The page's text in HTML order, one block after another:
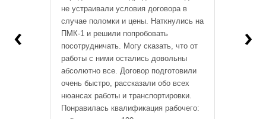
не устраивали условия договора в
случае поломки и цены. Наткнулись на
ПМК-1 и решили попробовать
посотрудничать. Могу сказать, что от
работы с ними остались довольны
абсолютно все. Договор подготовили
очень быстро, рассказали обо всех
нюансах работы и транспортировки.
Понравилась квалификация рабочего:
‹ ›